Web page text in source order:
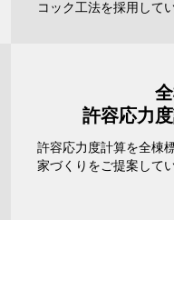
コック工法を採用して
許容応力
許容応力度計算を全棟
家づくりをご提案してい